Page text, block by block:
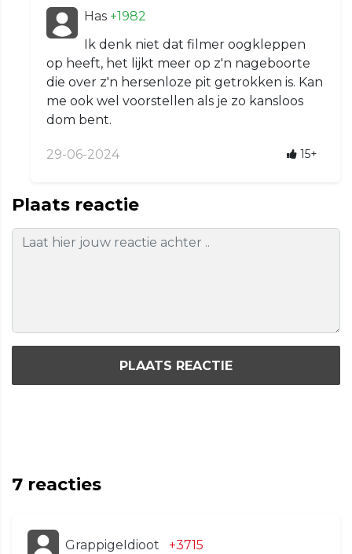
Has +1982
Ik denk niet dat filmer oogkleppen
op heeft, het lijkt meer op z'n nageboorte
die over z'n hersenloze pit getrokken is. Kan
me ook wel voorstellen als je zo kansloos
dom bent.
29-06-2024 15+
Plaats reactie
PLAATS REACTIE
7 reacties
GrappigeIdioot +3715